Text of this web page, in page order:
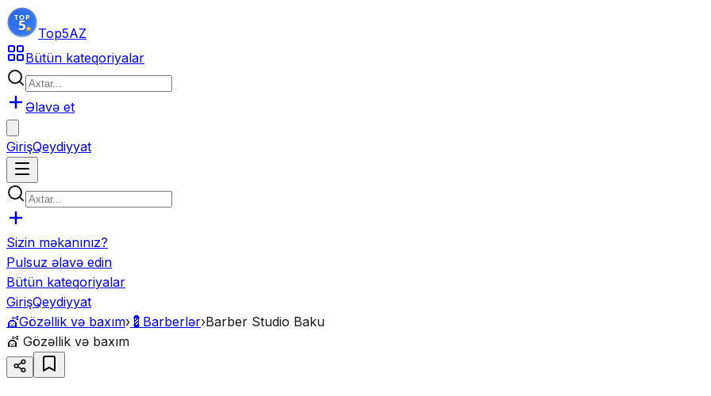
Top5AZ
Bütün kateqoriyalar
Əlavə et
GirişQeydiyyat
Sizin məkanınız?
Pulsuz əlavə edin
Bütün kateqoriyalar
GirişQeydiyyat
💇Gözəllik və baxım› 💈 Barberlər›Barber Studio Baku
💇 Gözəllik və baxım